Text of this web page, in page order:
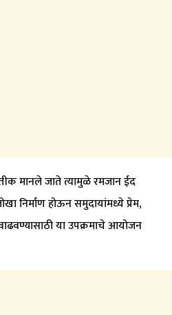
मानले जाते त्यामुळे रमजान ईद
निर्माण होऊन समुदायांमध्ये प्रेम,
या उपक्रमाचे आयोजन